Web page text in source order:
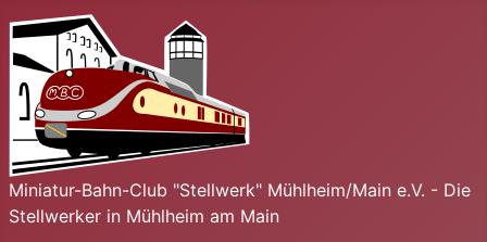
Miniatur-Bahn-Club "Stellwerk" Mühlheim/Main e.V. - Die
Stellwerker in Mühlheim am Main